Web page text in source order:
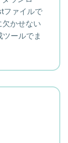
ファイルで
かせない
ールでま